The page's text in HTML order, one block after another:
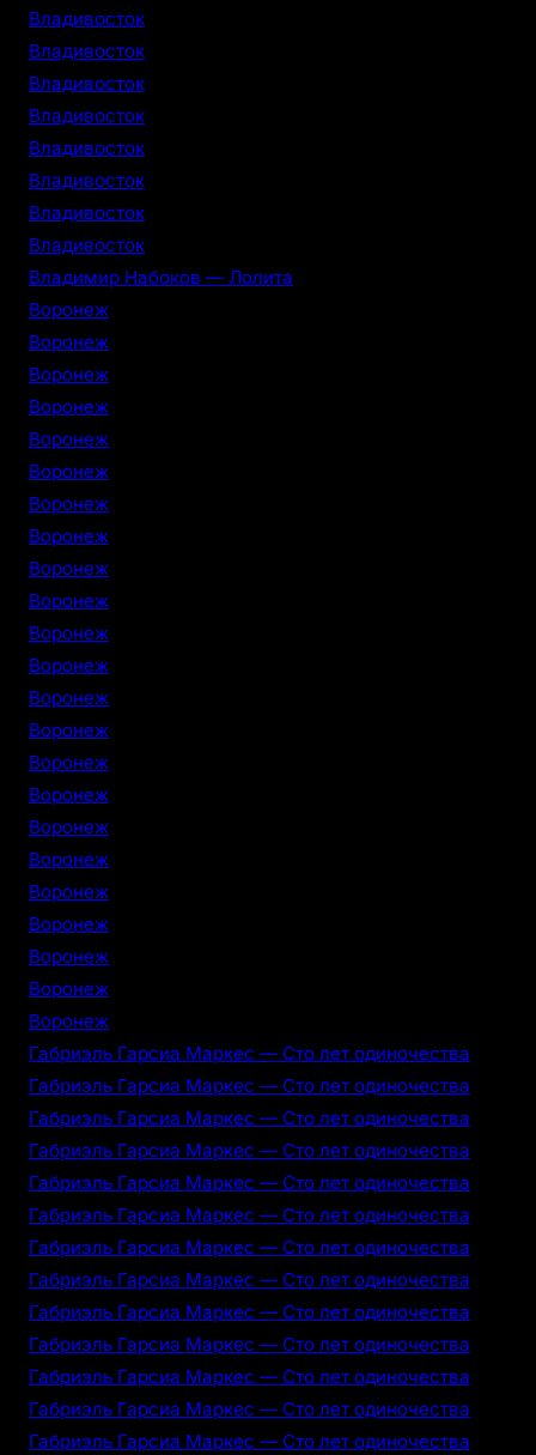
Владивосток
Владивосток
Владивосток
Владивосток
Владивосток
Владивосток
Владивосток
Владивосток
Владимир Набоков — Лолита
Воронеж
Воронеж
Воронеж
Воронеж
Воронеж
Воронеж
Воронеж
Воронеж
Воронеж
Воронеж
Воронеж
Воронеж
Воронеж
Воронеж
Воронеж
Воронеж
Воронеж
Воронеж
Воронеж
Воронеж
Воронеж
Воронеж
Воронеж
Габриэль Гарсиа Маркес — Сто лет одиночества
Габриэль Гарсиа Маркес — Сто лет одиночества
Габриэль Гарсиа Маркес — Сто лет одиночества
Габриэль Гарсиа Маркес — Сто лет одиночества
Габриэль Гарсиа Маркес — Сто лет одиночества
Габриэль Гарсиа Маркес — Сто лет одиночества
Габриэль Гарсиа Маркес — Сто лет одиночества
Габриэль Гарсиа Маркес — Сто лет одиночества
Габриэль Гарсиа Маркес — Сто лет одиночества
Габриэль Гарсиа Маркес — Сто лет одиночества
Габриэль Гарсиа Маркес — Сто лет одиночества
Габриэль Гарсиа Маркес — Сто лет одиночества
Габриэль Гарсиа Маркес — Сто лет одиночества